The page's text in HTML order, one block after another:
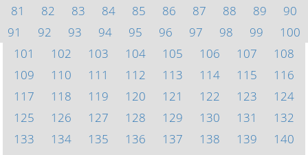
81
82 83 84 85 86 87 88 89
90
91
92 93 94 95 96 97 98 99
100
101
102 103 104 105 106 107
108
109
110 111 112 113 114 115
116
117
118 119 120 121 122 123
124
125
126 127 128 129 130 131
132
133
134 135 136 137 138 139
140